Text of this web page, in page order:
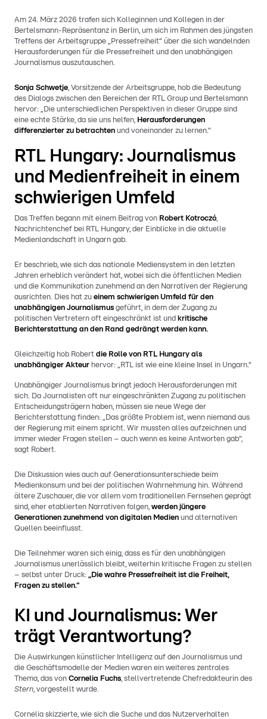
Am 24. März 2026 trafen sich Kolleginnen und Kollegen in der
Bertelsmann-Repräsentanz in Berlin, um sich im Rahmen des jüngsten
Treffens der Arbeitsgruppe „Pressefreiheit“ über die sich wandelnden
Herausforderungen für die Pressefreiheit und den unabhängigen
Journalismus auszutauschen.
Sonja Schwetje, Vorsitzende der Arbeitsgruppe, hob die Bedeutung
des Dialogs zwischen den Bereichen der RTL Group und Bertelsmann
hervor: „Die unterschiedlichen Perspektiven in dieser Gruppe sind
eine echte Stärke, da sie uns helfen, Herausforderungen
differenzierter zu betrachten und voneinander zu lernen.“
RTL Hungary: Journalismus
und Medienfreiheit in einem
schwierigen Umfeld
Das Treffen begann mit einem Beitrag von Robert Kotroczó,
Nachrichtenchef bei RTL Hungary, der Einblicke in die aktuelle
Medienlandschaft in Ungarn gab.
Er beschrieb, wie sich das nationale Mediensystem in den letzten
Jahren erheblich verändert hat, wobei sich die öffentlichen Medien
und die Kommunikation zunehmend an den Narrativen der Regierung
ausrichten. Dies hat zu einem schwierigen Umfeld für den
unabhängigen Journalismus geführt, in dem der Zugang zu
politischen Vertretern oft eingeschränkt ist und kritische
Berichterstattung an den Rand gedrängt werden kann.
Gleichzeitig hob Robert die Rolle von RTL Hungary als
unabhängiger Akteur hervor: „RTL ist wie eine kleine Insel in Ungarn.“
Unabhängiger Journalismus bringt jedoch Herausforderungen mit
sich. Da Journalisten oft nur eingeschränkten Zugang zu politischen
Entscheidungsträgern haben, müssen sie neue Wege der
Berichterstattung finden: „Das größte Problem ist, wenn niemand aus
der Regierung mit einem spricht. Wir mussten alles aufzeichnen und
immer wieder Fragen stellen – auch wenn es keine Antworten gab“,
sagt Robert.
Die Diskussion wies auch auf Generationsunterschiede beim
Medienkonsum und bei der politischen Wahrnehmung hin. Während
ältere Zuschauer, die vor allem vom traditionellen Fernsehen geprägt
sind, eher etablierten Narrativen folgen, werden jüngere
Generationen zunehmend von digitalen Medien und alternativen
Quellen beeinflusst.
Die Teilnehmer waren sich einig, dass es für den unabhängigen
Journalismus unerlässlich bleibt, weiterhin kritische Fragen zu stellen
– selbst unter Druck: „Die wahre Pressefreiheit ist die Freiheit,
Fragen zu stellen.“
KI und Journalismus: Wer
trägt Verantwortung?
Die Auswirkungen künstlicher Intelligenz auf den Journalismus und
die Geschäftsmodelle der Medien waren ein weiteres zentrales
Thema, das von Cornelia Fuchs, stellvertretende Chefredakteurin des
Stern, vorgestellt wurde.
Cornelia skizzierte, wie sich die Suche und das Nutzerverhalten